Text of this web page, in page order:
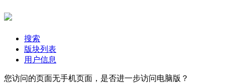
搜索
版块列表
用户信息
您访问的页面无手机页面，是否进一步访问电脑版？